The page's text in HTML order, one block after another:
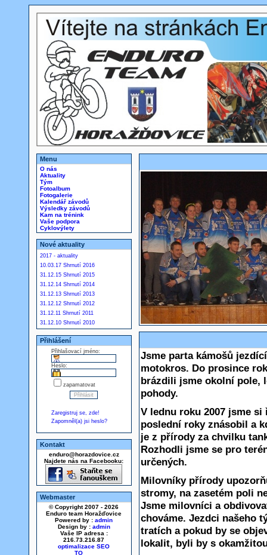
Menu
O nás
Aktuality
Tým
Fotoalbum
Fotogalerie
Kalendář závodů
Výsledky závodů
Kam na trénink
Vaše podpora
Cyklovýlety
Nové aktuality
2017 - aktuality
10.03.17 Shrnutí 2016
31.12.15 Shrnutí 2015
31.12.14 Shrnutí 2014
31.12.13 Shrnutí 2013
31.12.12 Shrnutí 2012
31.12.11 Shrnutí 2011
31.12.10 Shrnutí 2010
Přihlášení
Přihlašovací jméno:
Heslo:
zapamatovat
Zaregistruj se, zde!
Zapomněl(a) jsi heslo?
Kontakt
enduro@horazdovice.cz
Najdete nás na Facebooku:
Webmaster
© Copyright 2007 - 2026
Enduro team Horažďovice
Powered by : admin
Design by : admin
Vaše IP adresa :
216.73.216.87
optimalizace SEO
Jsme parta kámošů
motokros. Do prosince
brázdili jsme okolní pole,
pohody.
V lednu roku 2007 jsme
poslední roky znásobil a
je z přírody za chvilku
Rozhodli jsme se pro
určených.
Milovníky přírody
stromy, na zasetém poli
Jsme milovníci a
chováme. Jezdci našeho
tratích a pokud by se
lokalit, byli by s